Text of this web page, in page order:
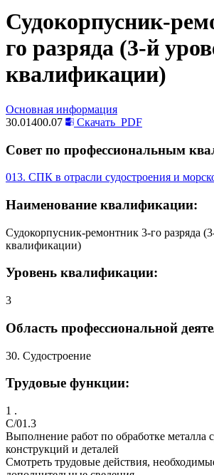
Судокорпусник-
го разряда (3-й
квалификации)
Основная информация
30.01400.07
Скачать PDF
Совет по профессиональным
013. СПК в отрасли судостроения и
Наименование квалификации:
Судокорпусник-ремонтник 3-го разряда
квалификации)
Уровень квалификации:
3
Область профессиональной
30. Судостроение
Трудовые функции:
1 .
C/01.3
Выполнение работ по обработке металла
конструкций и деталей
Смотреть трудовые действия,